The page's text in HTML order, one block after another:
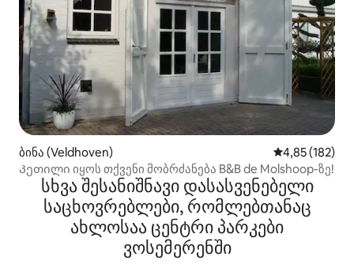
ბინა (Veldhoven) საშუალო
4,85 (182)
Კეთილი იყოს თქვენი მობრძანება B&B de Molshoop-ზე!
სხვა შესანიშნავი დასასვენებელი
საცხოვრებლები, რომლებთანაც
ახლოსაა ცენტრი პარკები
ვოსემერენში